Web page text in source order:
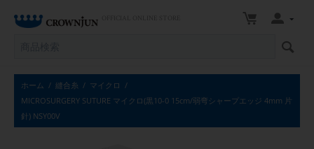
ホーム / 縫合糸 / マイクロ /
MICROSURGERY SUTURE マイクロ(黒10-0 15cm/弱弯シャープエッジ 4mm 片
針) NSY00V